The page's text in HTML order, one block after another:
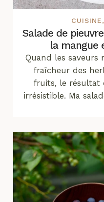
CUISINE,
Salade de
la mangue
Quand les saveurs
fraîcheur des
fruits, le résultat
irrésistible. Ma